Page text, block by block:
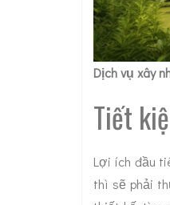
Dịch vụ xây
Tiết
Lợi ích đầu
thì sẽ phải